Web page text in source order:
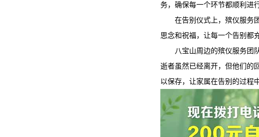
务，确保每一个环节都顺利进
在告别仪式上，殡仪服务
思念和祝福，让每一个告别都
八宝山周边的殡仪服务团
逝者虽然已经离开，但他们的
以保存，让家属在告别的过程